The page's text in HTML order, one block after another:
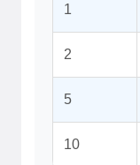
1
2
5
10